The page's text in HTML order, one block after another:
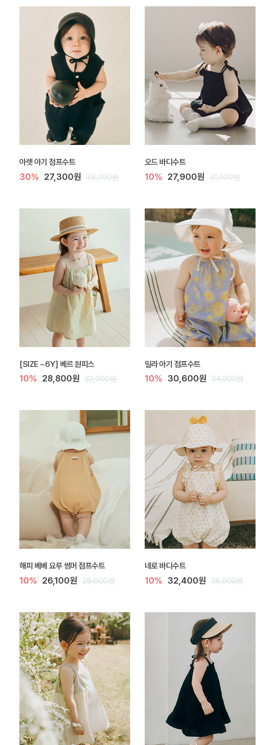
아렛 아기 점프수트
30% 27,300원 39,000원
오드 바디수트
10% 27,900원 31,000원
[SIZE ~6Y] 베르 원피스
10% 28,800원 32,000원
밀라 아기 점프수트
10% 30,600원 34,000원
해피 베베 요루 썸머 점프수트
10% 26,100원 29,000원
네로 바디수트
10% 32,400원 36,000원